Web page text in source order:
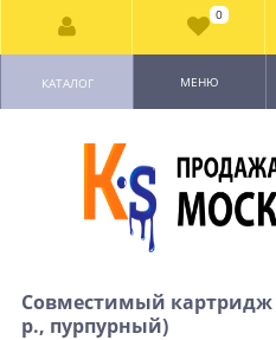
КАТАЛОГ МЕНЮ
Совместимый картридж
р., пурпурный)
0